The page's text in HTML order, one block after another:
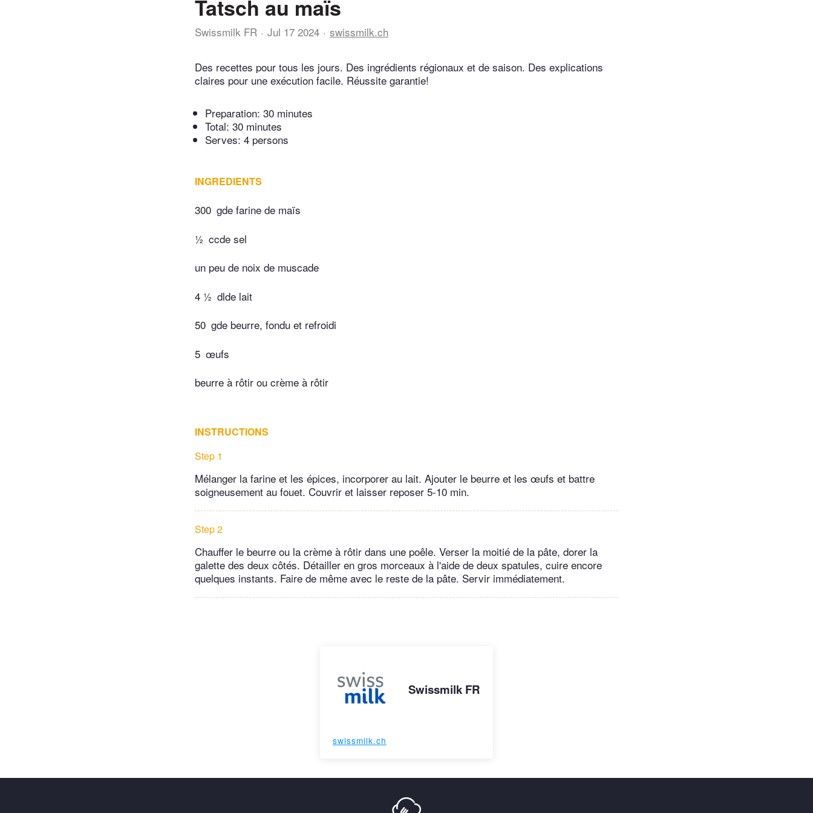
Tatsch au maïs
Swissmilk FR Jul 17 2024 swissmilk.ch
Des recettes pour tous les jours. Des ingrédients régionaux et de saison. Des explications
claires pour une exécution facile. Réussite garantie!
Preparation: 30 minutes
Total: 30 minutes
Serves: 4 persons
INGREDIENTS
300 gde farine de maïs
½ ccde sel
un peu de noix de muscade
4 ½ dlde lait
50 gde beurre, fondu et refroidi
5 œufs
beurre à rôtir ou crème à rôtir
INSTRUCTIONS
Step 1
Mélanger la farine et les épices, incorporer au lait. Ajouter le beurre et les œufs et battre
soigneusement au fouet. Couvrir et laisser reposer 5-10 min.
Step 2
Chauffer le beurre ou la crème à rôtir dans une poêle. Verser la moitié de la pâte, dorer la
galette des deux côtés. Détailler en gros morceaux à l'aide de deux spatules, cuire encore
quelques instants. Faire de même avec le reste de la pâte. Servir immédiatement.
Swissmilk FR
swissmilk.ch